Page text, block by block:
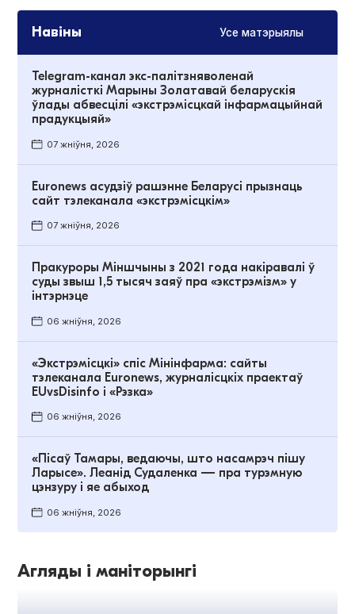
Навіны Усе матэрыялы
Telegram-канал экс-палітзняволенай
журналісткі Марыны Золатавай беларускія
ўлады абвесцілі «экстрэмісцкай інфармацыйнай
прадукцыяй»
07 жніўня, 2026
Euronews асудзіў рашэнне Беларусі прызнаць
сайт тэлеканала «экстрэмісцкім»
07 жніўня, 2026
Пракуроры Міншчыны з 2021 года накіравалі ў
суды звыш 1,5 тысяч заяў пра «экстрэмізм» у
інтэрнэце
06 жніўня, 2026
«Экстрэмісцкі» спіс Мінінфарма: сайты
тэлеканала Euronews, журналісцкіх праектаў
EUvsDisinfo і «Рэзка»
06 жніўня, 2026
«Пісаў Тамары, ведаючы, што насамрэч пішу
Ларысе». Леанід Судаленка — пра турэмную
цэнзуру і яе абыход
06 жніўня, 2026
Агляды і маніторынгі